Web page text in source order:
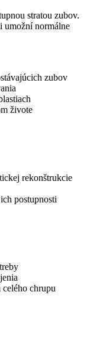
stratou zubov.
umožní normálne
zubov
živote
rekonštrukcie
postupnosti
chrupu